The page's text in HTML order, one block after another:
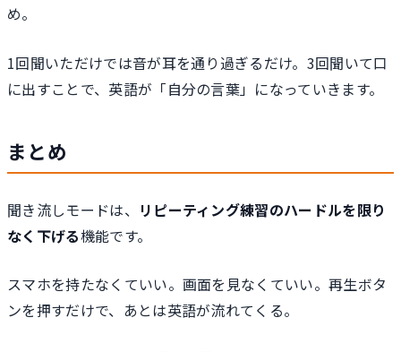
め。
1回聞いただけでは音が耳を通り過ぎるだけ。3回聞いて口
に出すことで、英語が「自分の言葉」になっていきます。
まとめ
聞き流しモードは、 リピーティング練習のハードルを限り
なく下げる機能です。
スマホを持たなくていい。画面を見なくていい。再生ボタ
ンを押すだけで、あとは英語が流れてくる。